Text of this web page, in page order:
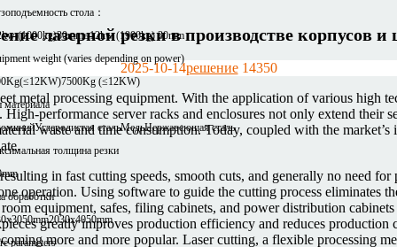
стола：
(1000kg)30mm≤12kw (1900kg) 30mm
weight (varies depending on power)
7500Kg (≤12KW)
материала
Углеродистая стальМедьНержавеющая сталь
толщина резки
обработки
2030x4050mm
parameters
лазерной резки в производстве корпусов
2025-10-14решение 14350
metal processing equipment. With the application of various high
performance server racks and enclosures not only extend their
waste and time consumption. Today, coupled with the
in fast cutting speeds, smooth cuts, and generally no need
operation. Using software to guide the cutting process eliminates
equipment, safes, filing cabinets, and power distribution
greatly improves production efficiency and reduces
more and more popular. Laser cutting, a flexible processing